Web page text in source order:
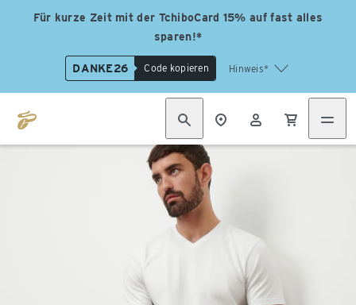
Für kurze Zeit mit der TchiboCard 15% auf fast alles
sparen!*
DANKE26 Code kopieren Hinweis*